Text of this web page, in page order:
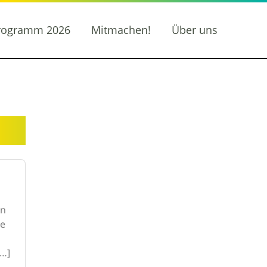
2026 Mitmachen! Über uns